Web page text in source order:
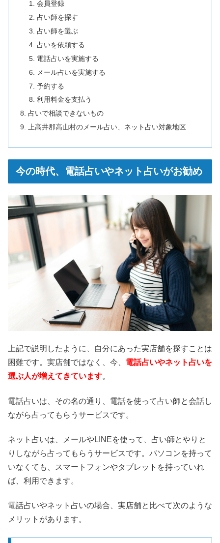
会員登録
占い師を探す
占い師を選ぶ
占いを依頼する
電話占いを実施する
メール占いを実施する
予約する
利用料金を支払う
占いで相談できないもの
上高井郡高山村のメール占い、ネット占い対象地区
今の時代、電話占いやネット占いがお勧め
上記で説明したように、自分にあった実店舗を探すことは
困難です。実店舗ではなく、今、 電話占いやネット占いを
選ぶ人が増えてきています。
電話占いは、その名の通り、電話を使って占い師と会話し
ながら占ってもらうサービスです。
ネット占いは、メールやLINEを使って、占い師とやりと
りしながら占ってもらうサービスです。パソコンを持って
いなくても、スマートフォンやタブレットを持っていれ
ば、利用できます。
電話占いやネット占いの場合、実店舗と比べて次のような
メリットがあります。